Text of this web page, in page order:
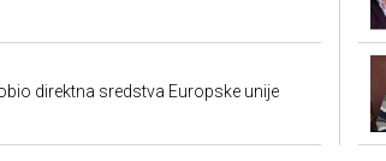
direktna sredstva Europske unije